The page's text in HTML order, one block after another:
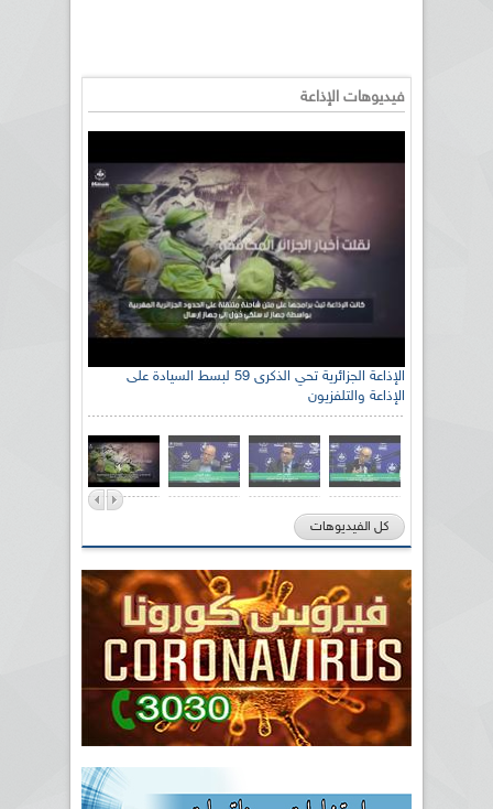
فيديوهات الإذاعة
الإذاعة الجزائرية تحي الذكرى 59 لبسط السيادة على
الإذاعة والتلفزيون
كل الفيديوهات